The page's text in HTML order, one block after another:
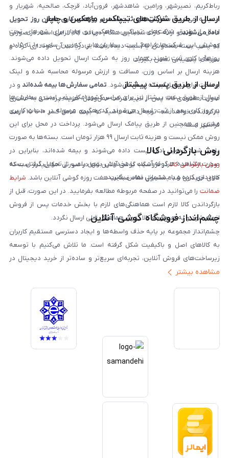
رباط‌کریم، نصیرشهر، ورامین، شاهدشهر، فرون‌آباد، قرچک، صالحیه، شهریار و
اندیشه می‌شود. سفارش‌های ثبت‌شده در روزهای کاری همان روز تحویل
داده می‌شوندو ارائه کارت شناسایی هنگام دریافت کالا الزامی است. در صورتی
که پلمپ بسته مخدوش یا آسیب دیده باشد، از دریافت آن خودداری کرده و
سریعاً با پشتیبانی تماس بگیرید.
ارسال از طریق شرکت‌های تیپاکس، ماهکس و چاپار
ارسال از طریق شرکت‌های تیپاکس، ماهکس و چاپار برای شهرهای تحت
پوشش این شرکت‌ها فراهم است. سفارش‌هایی که بین ساعت ۱۰ تا ۱۵ در
روزهای کاری ثبت شوند، همان روز به شرکت ارسال تحویل داده می‌شوند.
هزینه ارسال بر اساس وزن، مسافت و ارزش مرسوله محاسبه شده و لینک
پرداخت برای تحویل‌گیرنده ارسال می‌شود. تمامی سفارش‌ها بیمه شده‌اند و در
صورت مفقودی کالا، پس از تایید شرکت حمل‌ونقل، هزینه پرداختی به مشتری
بازگردانده خواهد شد. توجه داشته باشید که بیمه شامل کسر ۱۰ تا ۱۵ درصد
فرانشیز است.
ارسال از طریق پست پیشتاز
ارسال از طریق پست پیشتاز نیز برای سراسر کشور امکان‌پذیر است و سفارش‌ها
در روز کاری بعد از ثبت، ارسال می‌شوند. کد رهگیری مرسوله در حساب کاربری
مشتری و همچنین از طریق پیامک ارسال می‌شود. پرداخت در محل برای این
روش ممکن نیست و هزینه ثابت ارسال ۹۹ هزار تومان است. بسته‌ها به صورت
پلمپ شده تحویل اداره پست داده می‌شوند و بیمه شده‌اند، بنابراین در
صورت مشاهده هرگونه آسیب یا مخدوش بودن پلمپ، از تحویل گرفتن بسته
خودداری کرده و با پشتیبانی تماس بگیرید.
روش بازگردانی کالا
روش بازگردانی کالادر فروشگاه گوشی آنلاین تنها در صورتی امکان‌پذیر است که
کالای خریداری شده مشمول مفاد ضمانت هفت روزه گوشی آنلاین باشد. شرایط
ضمانت را می‌توانید در صفحه مربوطه مطالعه بفرمایید. در این صورت، قبل از
بازگرداندن کالا لازم است هماهنگی‌های لازم با بخش خدمات پس از فروش
انجام شود و به هیچ‌وجه کالا بدون هماهنگی قبلی ارسال نگردد.
چشم‌انداز فروشگاه گوشی آنلاین
چشم‌انداز مجموعه بر پایه حذف واسطه‌ها و ایجاد دسترسی مستقیم کاربران
به کالاهای اصل و باکیفیت شکل گرفته است. ما تلاش می‌کنیم با توسعه
زیرساخت‌های فروش آنلاین، تجربه‌ای سریع‌تر و ساده‌تر از خرید دیجیتال در
ایران ارائه دهیم. تبدیل‌شدن به مرجعی قابل اعتماد برای خرید کالای دیجیتال،
خدمات و به‌روزرسانی مداوم محصولات، مسیر ما را روشن‌تر می‌کند. ما باور
داریم آینده بازار دیجیتال متعلق به کسب‌وکارهایی است که صداقت و شفافیت
را در اولویت قرار می‌دهند. گوشی آنلاین با تکیه بر تجربه و تخصص، با قدرت به
سمت تحقق این چشم‌انداز حرکت می‌کند.
مشاهده بیشتر